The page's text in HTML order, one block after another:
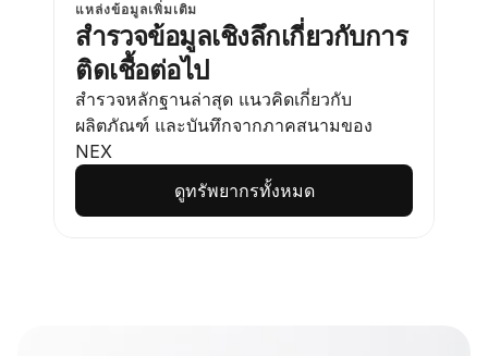
แหล่งข้อมูลเพิ่มเติม
สำรวจข้อมูลเชิงลึกเกี่ยวกับการ
ติดเชื้อต่อไป
สำรวจหลักฐานล่าสุด แนวคิดเกี่ยวกับ
ผลิตภัณฑ์ และบันทึกจากภาคสนามของ
NEX
ดูทรัพยากรทั้งหมด